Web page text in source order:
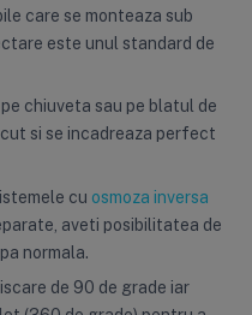
care se monteaza sub
este unul standard de
chiuveta sau pe blatul de
si se incadreaza perfect
cu osmoza inversa
aveti posibilitatea de
normala.
de 90 de grade iar